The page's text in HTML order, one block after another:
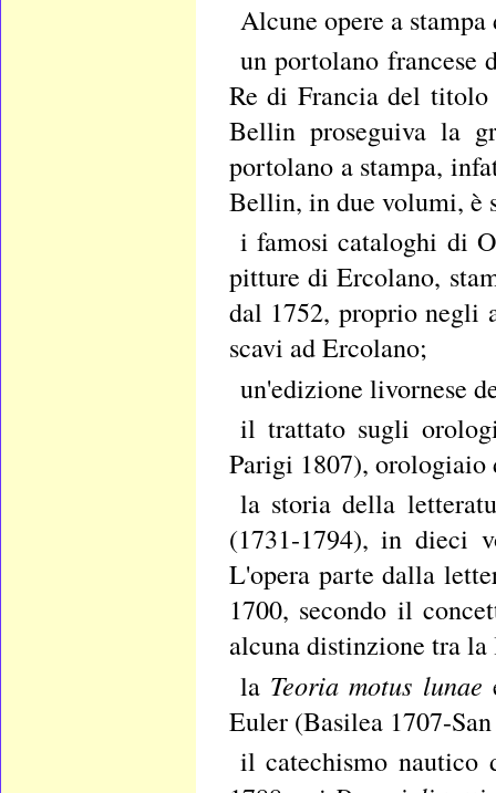
Alcune opere a
un portolano francese
Re di Francia del
Bellin proseguiva la
portolano a stampa,
Bellin, in due volumi, è
i famosi cataloghi di
pitture di Ercolano,
dal 1752, proprio
scavi ad Ercolano;
un'edizione livornese
il trattato sugli
Parigi 1807), orologiaio
la storia della
(1731-1794), in dieci
L'opera parte dalla
1700, secondo il
alcuna distinzione tra
la Teoria motus lunae
Euler (Basilea 1707-
il catechismo nautico